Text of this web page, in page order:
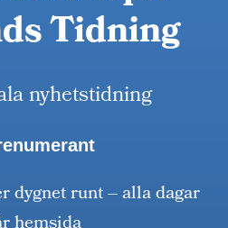
Tidning
nyhetstidning
dygnet runt – alla dagar